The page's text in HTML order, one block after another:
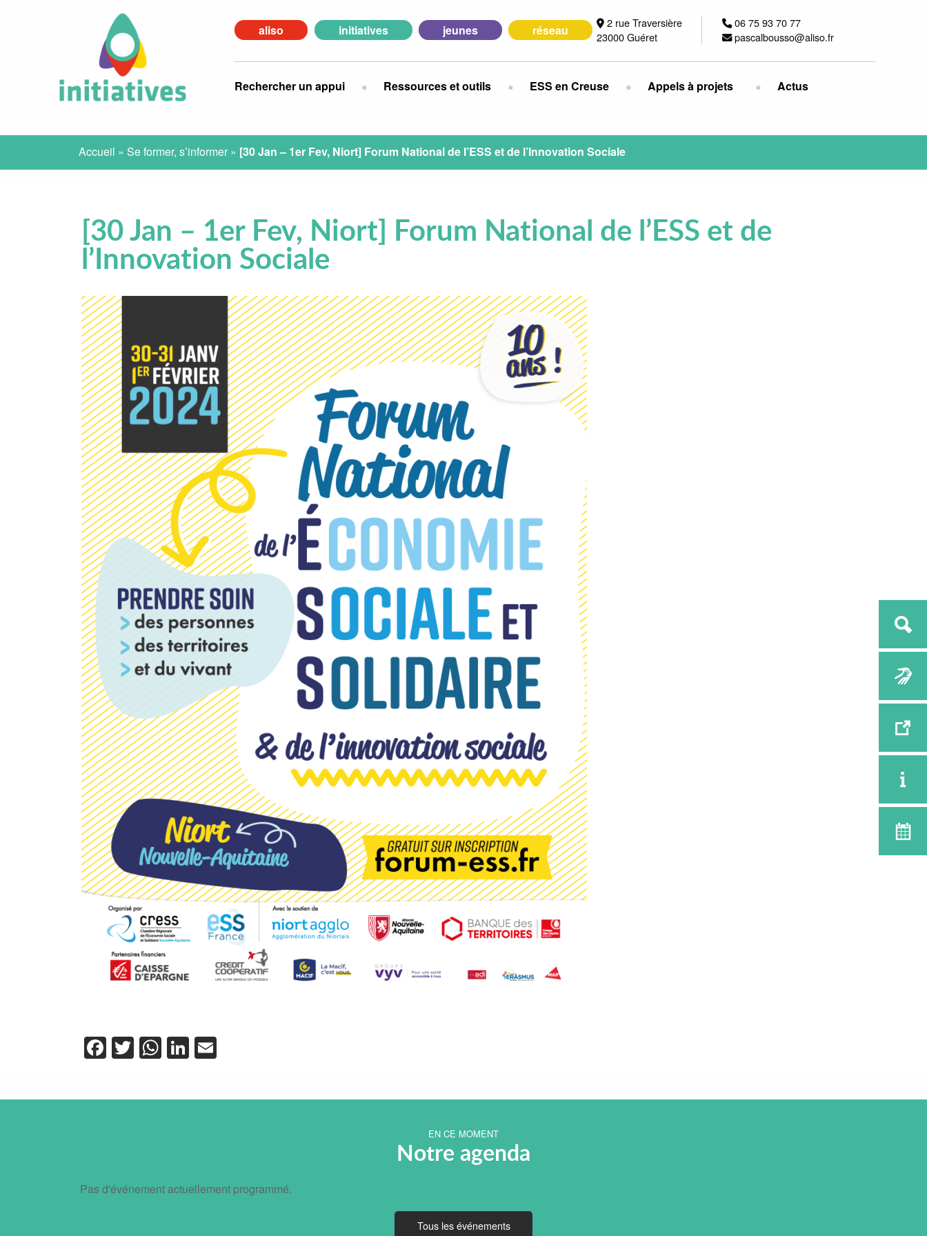
aliso initiatives jeunes réseau
2 rue Traversière
23000 Guéret
06 75 93 70 77
pascalbousso@aliso.fr
Rechercher un appui Ressources et outils ESS en Creuse Appels à projets Actus
Accueil »Se former, s’informer » [30 Jan – 1er Fev, Niort] Forum National de l’ESS et de l’Innovation Sociale
[30 Jan – 1er Fev, Niort] Forum National de l’ESS et de
l’Innovation Sociale
Facebook
Twitter
WhatsApp
LinkedIn
EN CE MOMENT
Notre agenda
Pas d'événement actuellement programmé.
Tous les événements